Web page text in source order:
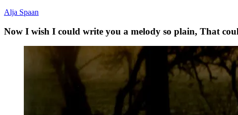
Alja Spaan
Now I wish I could write you a melody so plain, That